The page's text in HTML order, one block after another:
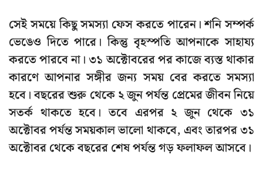
সেই সময়ে কিছু সমস্যা ফেস করতে পারেন। শনি সম্পর্ক
ভেঙেও দিতে পারে। কিন্তু বৃহস্পতি আপনাকে সাহায্য
করতে পারবে না। ৩১ অক্টোবরের পর কাজে ব্যস্ত থাকার
কারণে আপনার সঙ্গীর জন্য সময় বের করতে সমস্যা
হবে। বছরের শুরু থেকে ২ জুন পর্যন্ত প্রেমের জীবন নিয়ে
সতর্ক থাকতে হবে। তবে এরপর ২ জুন থেকে ৩১
অক্টোবর পর্যন্ত সময়কাল ভালো থাকবে, এবং তারপর ৩১
অক্টোবর থেকে বছরের শেষ পর্যন্ত গড় ফলাফল আসবে।